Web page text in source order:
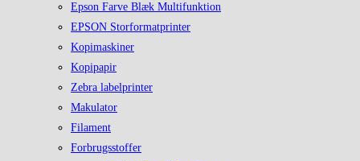
Epson Farve Blæk Multifunktion
EPSON Storformatprinter
Kopimaskiner
Kopipapir
Zebra labelprinter
Makulator
Filament
Forbrugsstoffer